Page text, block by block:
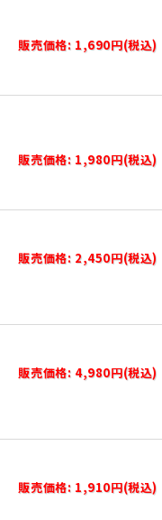
販売価格: 1,690円(税込)
販売価格: 1,980円(税込)
販売価格: 2,450円(税込)
販売価格: 4,980円(税込)
販売価格: 1,910円(税込)